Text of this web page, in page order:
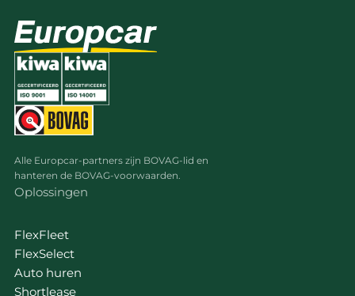
Alle Europcar-partners zijn BOVAG-lid en
hanteren de BOVAG-voorwaarden.
Oplossingen
FlexFleet
FlexSelect
Auto huren
Shortlease